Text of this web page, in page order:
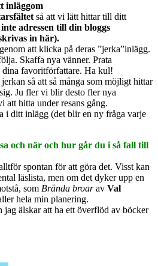
inläggom
så att vi lätt hittar till ditt
adressen till din bloggs
in här).
att klicka på deras ”jerka”inlägg.
Skaffa nya vänner. Prata
favoritförfattare. Ha kul!
så att så många som möjligt hittar
Ju fler vi blir desto fler nya
att hitta under resans gång.
i ditt inlägg (det blir en ny fråga varje
och när och hur går du i så fall till
spontan för att göra det. Visst kan
läslista, men om det dyker upp en
som Brända broarav Val
hela min planering.
jag älskar att ha ett överflöd av böcker